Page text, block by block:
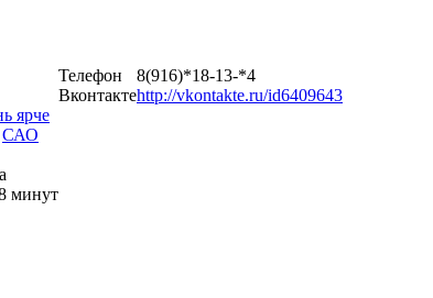
ярче
САО
минут
Телефон
8(916)*18-13-*4
Вконтактеhttp://vkontakte.ru/id6409643